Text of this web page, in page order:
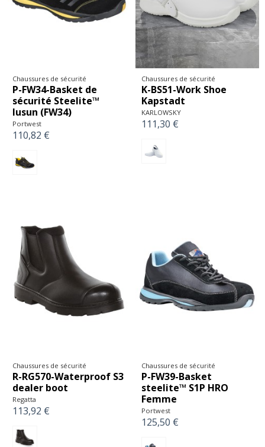
Chaussures de sécurité
P-FW34-Basket de
sécurité Steelite™
lusun (FW34)
Portwest
110,82 €
Chaussures de sécurité
K-BS51-Work Shoe
Kapstadt
KARLOWSKY
111,30 €
Chaussures de sécurité
R-RG570-Waterproof S3
dealer boot
Regatta
113,92 €
Chaussures de sécurité
P-FW39-Basket
steelite™ S1P HRO
Femme
Portwest
125,50 €